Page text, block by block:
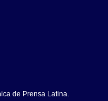
de Prensa Latina.